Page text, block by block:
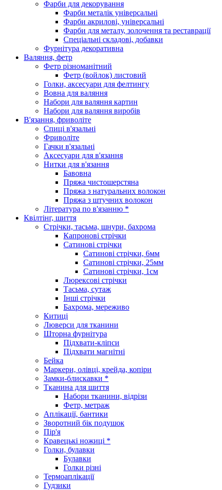
Фарби для декорування
Фарби металік універсальні
Фарби акрилові, універсальні
Фарби для металу, золочення та реставрації
Спеціальні складові, добавки
Фурнітура декоративна
Валяння, фетр
Фетр різноманітний
Фетр (войлок) листовий
Голки, аксесуари для фелтингу
Вовна для валяння
Набори для валяння картин
Набори для валяння виробів
В'язання, фриволіте
Спиці в'язальні
Фриволіте
Гачки в'язальні
Аксесуари для в'язання
Нитки для в'язання
Бавовна
Пряжа чистошерстяна
Пряжа з натуральних волокон
Пряжа з штучних волокон
Література по в'язанню *
Квілтінг, шиття
Стрічки, тасьма, шнури, бахрома
Капронові стрічки
Сатинові стрічки
Сатинові стрічки, 6мм
Сатинові стрічки, 25мм
Сатинові стрічки, 1см
Люрексові стрічки
Тасьма, сутаж
Інші стрічки
Бахрома, мереживо
Китиці
Люверси для тканини
Шторна фурнітура
Підхвати-кліпси
Підхвати магнітні
Бейка
Маркери, олівці, крейда, копіри
Замки-блискавки *
Тканина для шиття
Набори тканини, відрізи
Фетр, метраж
Аплікації, бантики
Зворотний бік подушок
Пір'я
Кравецькі ножиці *
Голки, булавки
Булавки
Голки різні
Термоаплікації
Гудзики